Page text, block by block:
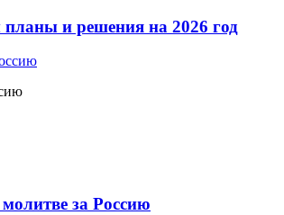
и решения на 2026 год
за Россию